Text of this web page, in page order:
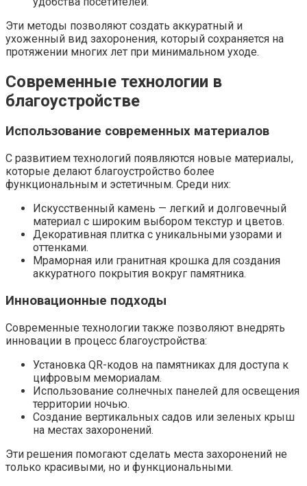
Эти методы позволяют создать аккуратный и
ухоженный вид захоронения, который сохраняется на
протяжении многих лет при минимальном уходе.
Современные технологии в
благоустройстве
Использование современных материалов
С развитием технологий появляются новые материалы,
которые делают благоустройство более
функциональным и эстетичным. Среди них:
Искусственный камень — легкий и долговечный
материал с широким выбором текстур и цветов.
Декоративная плитка с уникальными узорами и
оттенками.
Мраморная или гранитная крошка для создания
аккуратного покрытия вокруг памятника.
Инновационные подходы
Современные технологии также позволяют внедрять
инновации в процесс благоустройства:
Установка QR-кодов на памятниках для доступа к
цифровым мемориалам.
Использование солнечных панелей для освещения
территории ночью.
Создание вертикальных садов или зеленых крыш
на местах захоронений.
Эти решения помогают сделать места захоронений не
только красивыми, но и функциональными.